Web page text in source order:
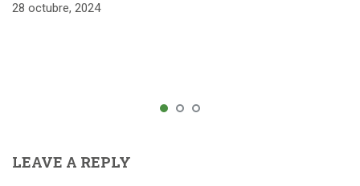
28 octubre, 2024
LEAVE A REPLY